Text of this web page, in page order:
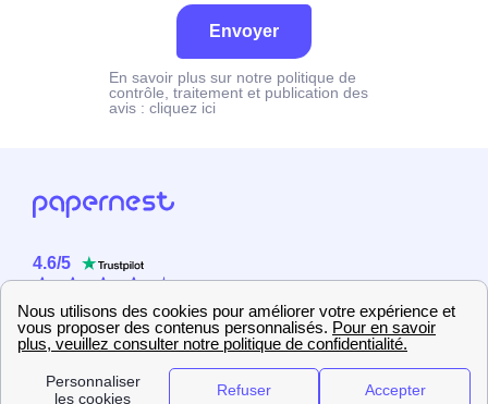
Envoyer
En savoir plus sur notre politique de
contrôle, traitement et publication des
avis : cliquez ici
4.6/5
2358 utilisateurs